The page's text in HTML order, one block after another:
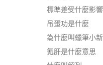
標準差受什麼影響
吊蛋功是什麼
為什麼叫蠟筆小新
氪肝是什麼意思